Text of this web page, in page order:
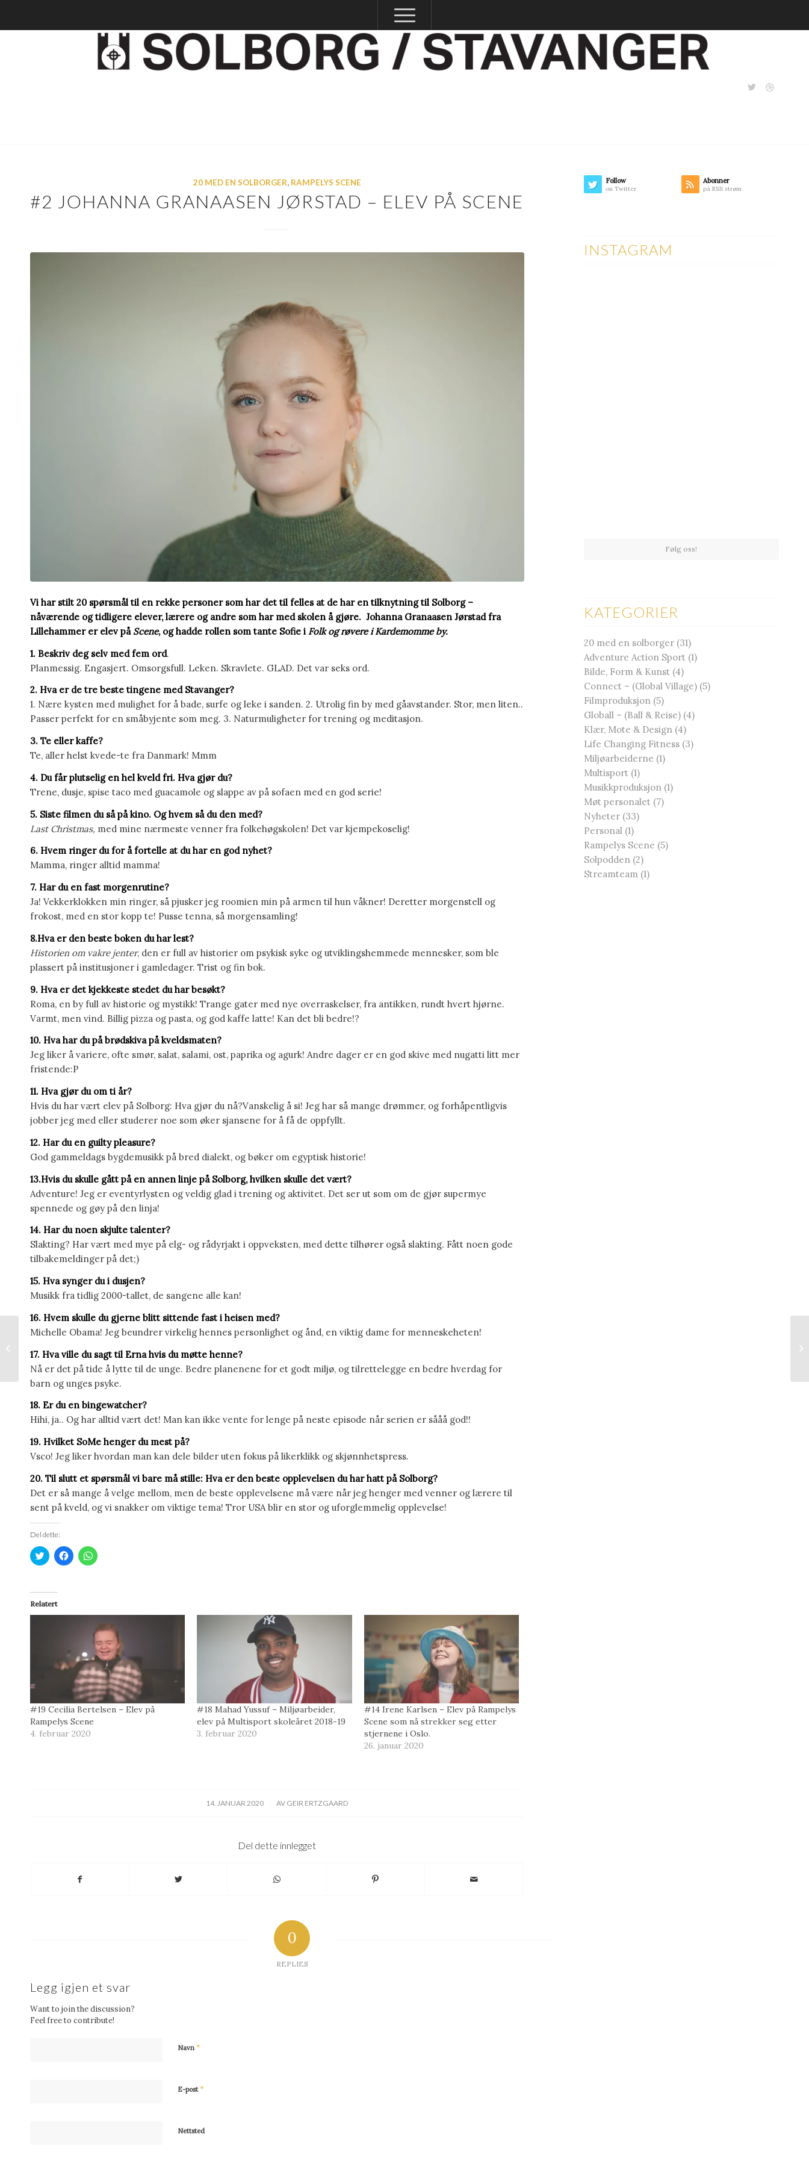
20 MED EN SOLBORGER, RAMPELYS SCENE
#2 JOHANNA GRANAASEN JØRSTAD – ELEV PÅ SCENE
Vi har stilt 20 spørsmål til en rekke personer som har det til felles at de har en tilknytning til Solborg –
nåværende og tidligere elever, lærere og andre som har med skolen å gjøre. Johanna Granaasen Jørstad fra
Lillehammer er elev på Scene, og hadde rollen som tante Sofie i Folk og røvere i Kardemomme by.
1. Beskriv deg selv med fem ord.
Planmessig. Engasjert. Omsorgsfull. Leken. Skravlete. GLAD. Det var seks ord.
2. Hva er de tre beste tingene med Stavanger?
1. Nære kysten med mulighet for å bade, surfe og leke i sanden. 2. Utrolig fin by med gåavstander. Stor, men liten..
Passer perfekt for en småbyjente som meg. 3. Naturmuligheter for trening og meditasjon.
3. Te eller kaffe?
Te, aller helst kvede-te fra Danmark! Mmm
4. Du får plutselig en hel kveld fri. Hva gjør du?
Trene, dusje, spise taco med guacamole og slappe av på sofaen med en god serie!
5. Siste filmen du så på kino. Og hvem så du den med?
Last Christmas, med mine nærmeste venner fra folkehøgskolen! Det var kjempekoselig!
6. Hvem ringer du for å fortelle at du har en god nyhet?
Mamma, ringer alltid mamma!
7. Har du en fast morgenrutine?
Ja! Vekkerklokken min ringer, så pjusker jeg roomien min på armen til hun våkner! Deretter morgenstell og
frokost, med en stor kopp te! Pusse tenna, så morgensamling!
8.Hva er den beste boken du har lest?
Historien om vakre jenter, den er full av historier om psykisk syke og utviklingshemmede mennesker, som ble
plassert på institusjoner i gamledager. Trist og fin bok.
9. Hva er det kjekkeste stedet du har besøkt?
Roma, en by full av historie og mystikk! Trange gater med nye overraskelser, fra antikken, rundt hvert hjørne.
Varmt, men vind. Billig pizza og pasta, og god kaffe latte! Kan det bli bedre!?
10. Hva har du på brødskiva på kveldsmaten?
Jeg liker å variere, ofte smør, salat, salami, ost, paprika og agurk! Andre dager er en god skive med nugatti litt mer
fristende:P
11. Hva gjør du om ti år?
Hvis du har vært elev på Solborg: Hva gjør du nå?Vanskelig å si! Jeg har så mange drømmer, og forhåpentligvis
jobber jeg med eller studerer noe som øker sjansene for å få de oppfyllt.
12. Har du en guilty pleasure?
God gammeldags bygdemusikk på bred dialekt, og bøker om egyptisk historie!
13.Hvis du skulle gått på en annen linje på Solborg, hvilken skulle det vært?
Adventure! Jeg er eventyrlysten og veldig glad i trening og aktivitet. Det ser ut som om de gjør supermye
spennede og gøy på den linja!
14. Har du noen skjulte talenter?
Slakting? Har vært med mye på elg- og rådyrjakt i oppveksten, med dette tilhører også slakting. Fått noen gode
tilbakemeldinger på det;)
15. Hva synger du i dusjen?
Musikk fra tidlig 2000-tallet, de sangene alle kan!
16. Hvem skulle du gjerne blitt sittende fast i heisen med?
Michelle Obama! Jeg beundrer virkelig hennes personlighet og ånd, en viktig dame for menneskeheten!
17. Hva ville du sagt til Erna hvis du møtte henne?
Nå er det på tide å lytte til de unge. Bedre planenene for et godt miljø, og tilrettelegge en bedre hverdag for
barn og unges psyke.
18. Er du en bingewatcher?
Hihi, ja.. Og har alltid vært det! Man kan ikke vente for lenge på neste episode når serien er sååå god!!
19. Hvilket SoMe henger du mest på?
Vsco! Jeg liker hvordan man kan dele bilder uten fokus på likerklikk og skjønnhetspress.
20. Til slutt et spørsmål vi bare må stille: Hva er den beste opplevelsen du har hatt på Solborg?
Det er så mange å velge mellom, men de beste opplevelsene må være når jeg henger med venner og lærere til
sent på kveld, og vi snakker om viktige tema! Tror USA blir en stor og uforglemmelig opplevelse!
Del dette:
Klikk
for
Twitter(åpnes
i
en
ny
Klikk
for
ny
Klikk
for
ny
fane)
Relatert
#19 Cecilia Bertelsen – Elev på
Rampelys Scene
4. februar 2020
#18 Mahad Yussuf – Miljøarbeider,
elev på Multisport skoleåret 2018-19
3. februar 2020
#14 Irene Karlsen – Elev på Rampelys
Scene som nå strekker seg etter
stjernene i Oslo.
26. januar 2020
14. JANUAR 2020
/ AV GEIR ERTZGAARD
Del dette innlegget
0
REPLIES
Legg igjen et svar
Want to join the discussion?
Feel free to contribute!
Navn *
E-post*
Nettsted
Follow
on Twitter
Abonner
på RSS strøm
INSTAGRAM
Følg oss!
KATEGORIER
20 med en solborger(31)
Adventure Action Sport(1)
Bilde, Form & Kunst(4)
Connect – (Global Village)(5)
Filmproduksjon(5)
Globall – (Ball & Reise)(4)
Klær, Mote & Design(4)
Life Changing Fitness(3)
Miljøarbeiderne (1)
Multisport(1)
Musikkproduksjon(1)
Møt personalet(7)
Nyheter(33)
Personal(1)
Rampelys Scene (5)
Solpodden(2)
Streamteam (1)
#1 Vegard Selsås –
elev på Globall (Ball &
reise)